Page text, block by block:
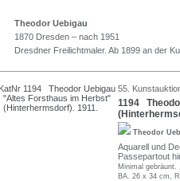
Theodor Uebigau
1870 Dresden – nach 1951
Dresdner Freilichtmaler. Ab 1899 an der
55.
1194
Theodor
Aquarell und
Passepartout
Minimal gebräunt.
BA. 26 x 34 cm,